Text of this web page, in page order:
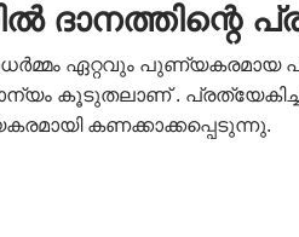
ദാനത്തിന്റെ
ഏറ്റവും പുണ്യകരമായ
കൂടുതലാണ് .
കണക്കാക്കപ്പെടുന്നു.